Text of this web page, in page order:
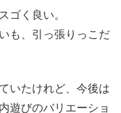
ゴく良い。
も、引っ張りっこだ
いたけれど、今後は
遊びのバリエーショ